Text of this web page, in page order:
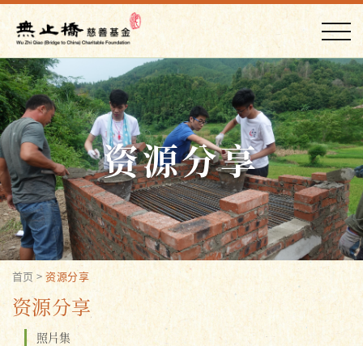
资源分享
首页 >资源分享
资源分享
照片集